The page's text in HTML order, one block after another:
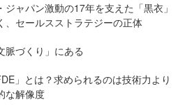
ャパン激動の17年を支えた「黒衣」
、セールスストラテジーの正体
脈づくり」にある
」とは？求められるのは技術力より
な解像度